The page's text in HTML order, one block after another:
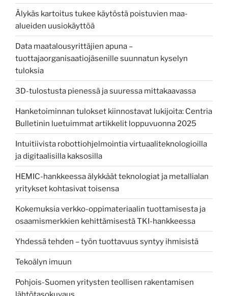
Älykäs kartoitus tukee käytöstä poistuvien maa-
alueiden uusiokäyttöä
Data maatalousyrittäjien apuna –
tuottajaorganisaatiojäsenille suunnatun kyselyn
tuloksia
3D-tulostusta pienessä ja suuressa mittakaavassa
Hanketoiminnan tulokset kiinnostavat lukijoita: Centria
Bulletinin luetuimmat artikkelit loppuvuonna 2025
Intuitiivista robottiohjelmointia virtuaaliteknologioilla
ja digitaalisilla kaksosilla
HEMIC-hankkeessa älykkäät teknologiat ja metallialan
yritykset kohtasivat toisensa
Kokemuksia verkko-oppimateriaalin tuottamisesta ja
osaamismerkkien kehittämisestä TKI-hankkeessa
Yhdessä tehden – työn tuottavuus syntyy ihmisistä
Tekoälyn imuun
Pohjois-Suomen yritysten teollisen rakentamisen